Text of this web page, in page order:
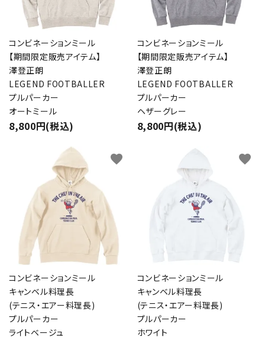
コンビネーションミール
【期間限定販売アイテム】
澤登正朗
LEGEND FOOTBALLER
プルパーカー
オートミール
8,800円(税込)
コンビネーションミール
【期間限定販売アイテム】
澤登正朗
LEGEND FOOTBALLER
プルパーカー
ヘザーグレー
8,800円(税込)
コンビネーションミール
キャンベル料理長
(テニス・エアー料理長)
プルパーカー
ライトベージュ
favorite
コンビネーションミール
キャンベル料理長
(テニス・エアー料理長)
プルパーカー
ホワイト
favorite